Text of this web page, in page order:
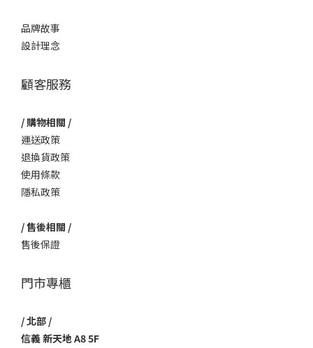
品牌故事
設計理念
顧客服務
/ 購物相關 /
運送政策
退換貨政策
使用條款
隱私政策
/ 售後相關 /
售後保證
門市專櫃
/ 北部 /
信義 新天地 A8 5F